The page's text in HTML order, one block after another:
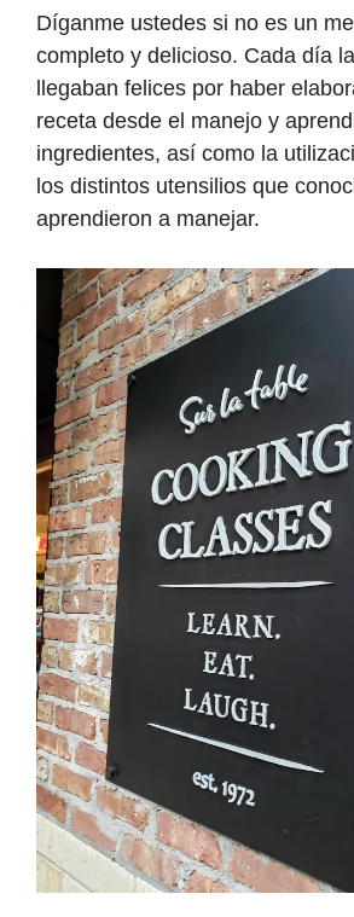
Díganme ustedes si no es un
completo y delicioso. Cada día
llegaban felices por haber
receta desde el manejo y
ingredientes, así como la
los distintos utensilios que
aprendieron a manejar.